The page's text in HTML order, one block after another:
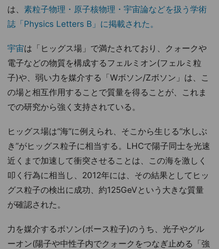
は、 素粒子物理・原子核物理・宇宙論などを扱う学術
誌「Physics Letters B」に掲載された。
宇宙は「ヒッグス場」で満たされており、クォークや
電子などの物質を構成するフェルミオン(フェルミ粒
子)や、弱い力を媒介する「Wボソン/Zボソン」は、こ
の場と相互作用することで質量を得ることが、これま
での研究から強く支持されている。
ヒッグス場は“海”に例えられ、そこから生じる“水しぶ
き”がヒッグス粒子に相当する。LHCで陽子同士を光速
近くまで加速して衝突させることは、この海を激しく
叩く行為に相当し、2012年には、その結果としてヒッ
グス粒子の検出に成功、約125GeVという大きな質量
が確認された。
力を媒介するボソン(ボース粒子)のうち、光子やグル
ーオン(陽子や中性子内でクォークをつなぎ止める「強